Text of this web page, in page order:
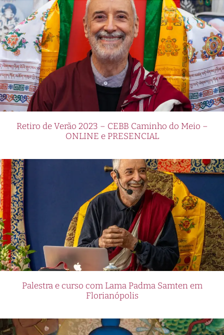
Retiro de Verão 2023 – CEBB Caminho do Meio –
ONLINE e PRESENCIAL
Palestra e curso com Lama Padma Samten em
Florianópolis